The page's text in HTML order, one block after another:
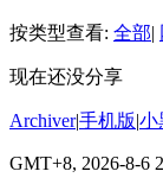
按类型查看: 全部|
现在还没分享
Archiver|手机版|小
GMT+8, 2026-8-6